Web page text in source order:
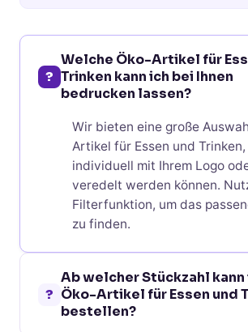
?
Welche Öko-Artikel für
Trinken kann ich bei Ihnen
bedrucken lassen?
Wir bieten eine große
Artikel für Essen und
individuell mit Ihrem Logo
veredelt werden können.
Filterfunktion, um das
zu finden.
?
Ab welcher Stückzahl kann
Öko-Artikel für Essen und
bestellen?